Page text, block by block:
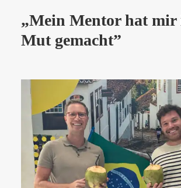
„Mein Mentor hat mir
Mut gemacht”